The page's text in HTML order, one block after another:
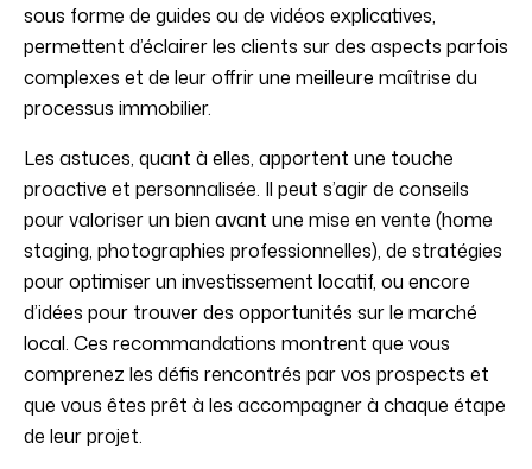
sous forme de guides ou de vidéos explicatives,
permettent d’éclairer les clients sur des aspects parfois
complexes et de leur offrir une meilleure maîtrise du
processus immobilier.
Les astuces, quant à elles, apportent une touche
proactive et personnalisée. Il peut s’agir de conseils
pour valoriser un bien avant une mise en vente (home
staging, photographies professionnelles), de stratégies
pour optimiser un investissement locatif, ou encore
d’idées pour trouver des opportunités sur le marché
local. Ces recommandations montrent que vous
comprenez les défis rencontrés par vos prospects et
que vous êtes prêt à les accompagner à chaque étape
de leur projet.